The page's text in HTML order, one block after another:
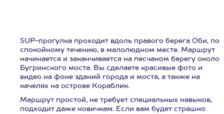
SUP-прогулка проходит вдоль правого берега Оби, по
спокойному течению, в малолюдном месте. Маршрут
начинается и заканчивается на песчаном берегу около
Бугринского моста. Вы сделаете красивые фото и
видео на фоне зданий города и моста, а также на
качелях на острове Кораблик.
Маршрут простой, не требует специальных навыков,
подходит даже новичкам. Если вам будет страшно